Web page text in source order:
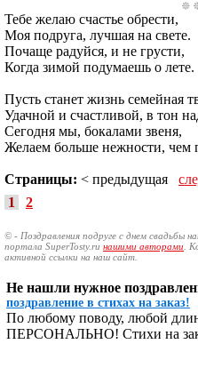
Тебе желаю счастье обрести,
Моя подруга, лучшая на свете.
Почаще радуйся, и не грусти,
Когда зимой подумаешь о лете.
Пусть станет жизнь семейная
Удачной и счастливой, в тон
Сегодня мы, бокалами звеня,
Желаем больше нежности, чем
Страницы: < предыдущая
1
2
© - Поздравления подруге с днем свадьбы
портала SuperTosty.ru нашими авторами .
активной ссылки на наш сайт.
Не нашли нужное
поздравление в стихах на заказ!
По любому поводу, любой
ПЕРСОНАЛЬНО! Стихи на